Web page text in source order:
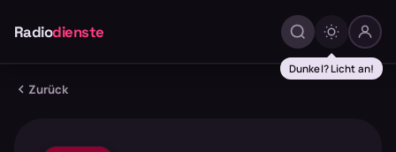
Radiodienste
Dunkel? Licht an!
Zurück